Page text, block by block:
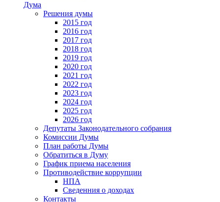
Дума
Решения думы
2015 год
2016 год
2017 год
2018 год
2019 год
2020 год
2021 год
2022 год
2023 год
2024 год
2025 год
2026 год
Депутаты Законодательного собрания
Комиссии Думы
План работы Думы
Обратиться в Думу
График приема населения
Противодействие коррупции
НПА
Сведенния о доходах
Контакты